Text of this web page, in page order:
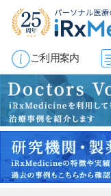
ご利用案内